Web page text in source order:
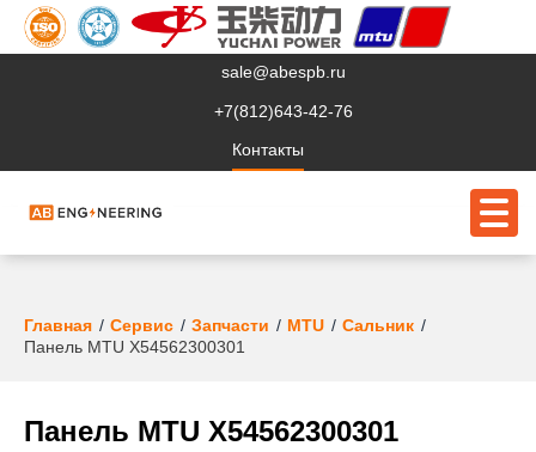
sale@abespb.ru
+7(812)643-42-76
Контакты
О компании
Главная Сервис Запчасти MTU
Сальник
Панель MTU X54562300301
Панель MTU X54562300301